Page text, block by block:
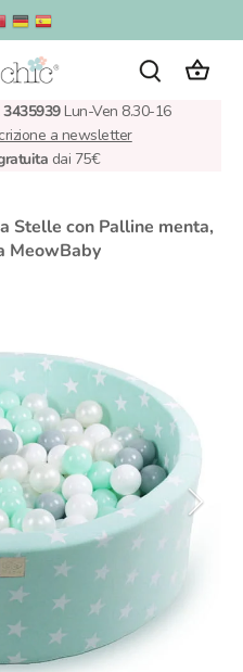
3435939Lun-Ven 8.30-16
a newsletter
dai 75€
Stelle con Palline menta,
MeowBaby